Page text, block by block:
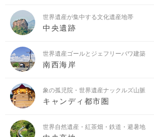
世界遺産が集中する文化遺産地帯
中央遺跡
世界遺産ゴールとジェフリーバワ建築
南西海岸
象の孤児院・世界遺産ナックルズ山脈
キャンディ都市圏
世界自然遺産・紅茶畑・鉄道・避暑地